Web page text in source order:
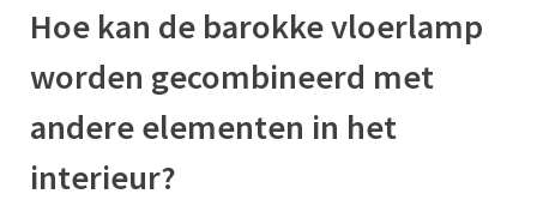
Hoe kan de barokke vloerlamp
worden gecombineerd met
andere elementen in het
interieur?